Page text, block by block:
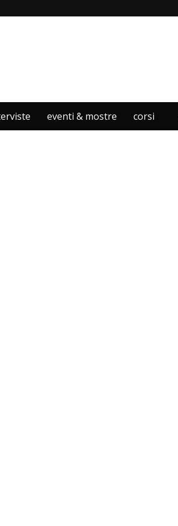
eventi & mostre corsi